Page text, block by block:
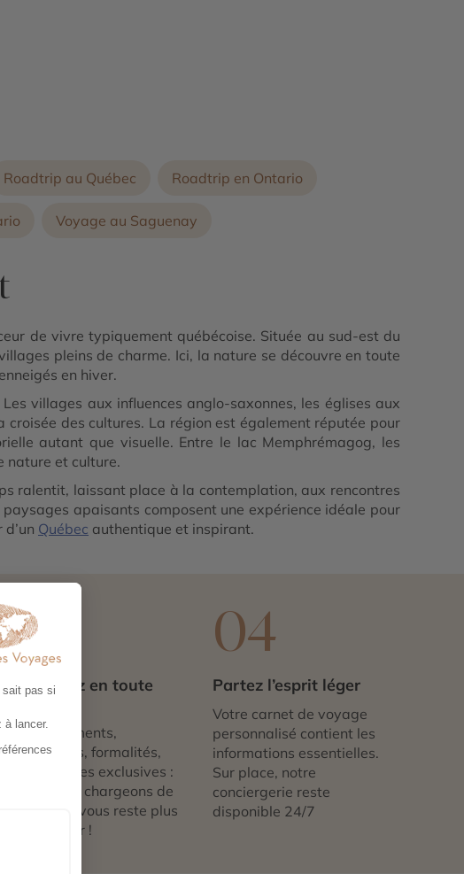
Roadtrip au Québec Roadtrip en Ontario
Voyage au Saguenay
de vivre typiquement québécoise. Située au sud-est du
pleins de charme. Ici, la nature se découvre en toute
en hiver.
villages aux influences anglo-saxonnes, les églises aux
des cultures. La région est également réputée pour
autant que visuelle. Entre le lac Memphrémagog, les
nature et culture.
ralentit, laissant place à la contemplation, aux rencontres
apaisants composent une expérience idéale pour
Québec authentique et inspirant.
03
Réservez en toute
sérénité
Hébergements,
transports, formalités,
expériences exclusives :
nous nous chargeons de
tout. Il ne vous reste plus
qu’à partir !
04
Partez l’esprit léger
Votre carnet de voyage
personnalisé contient les
informations essentielles.
Sur place, notre
conciergerie reste
disponible 24/7